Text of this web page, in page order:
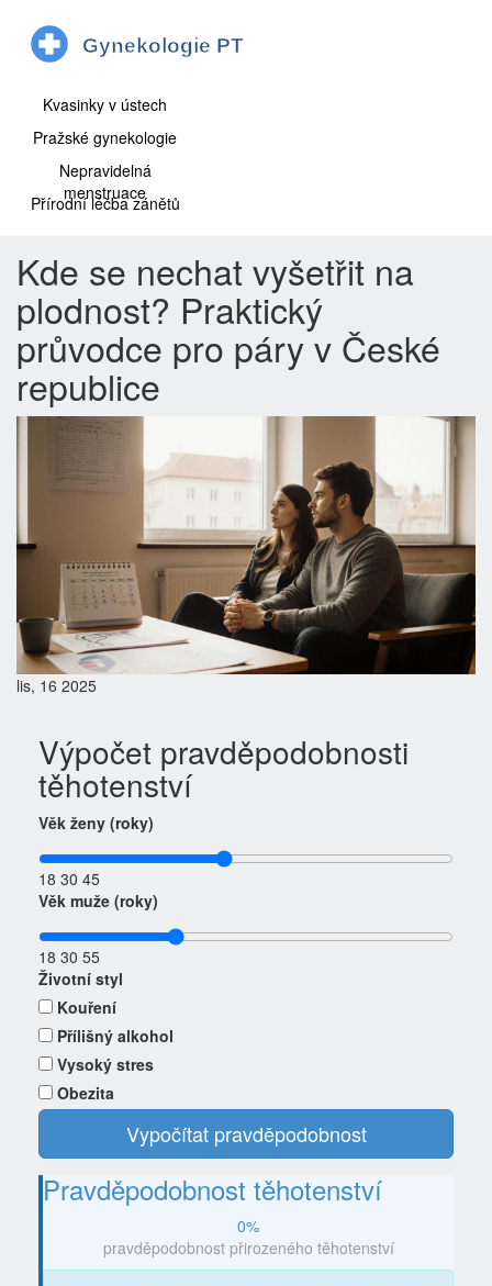
Kvasinky v ústech
Pražské gynekologie
Nepravidelná
menstruace
Přírodní léčba zánětů
Kde se nechat vyšetřit na
plodnost? Praktický
průvodce pro páry v České
republice
lis, 16 2025
Výpočet pravděpodobnosti
těhotenství
Věk ženy (roky)
18 30 45
Věk muže (roky)
18 30 55
Životní styl
Kouření
Přílišný alkohol
Vysoký stres
Obezita
Vypočítat pravděpodobnost
Pravděpodobnost těhotenství
0%
pravděpodobnost přirozeného těhotenství